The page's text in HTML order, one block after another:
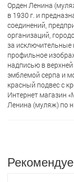
Орден Ленина
в 1930 г. и
соединений,
организаций,
за исключительные
профильное
надписью в
эмблемой серпа и
красный подвес с
Интернет магазин
Ленина (муляж) по